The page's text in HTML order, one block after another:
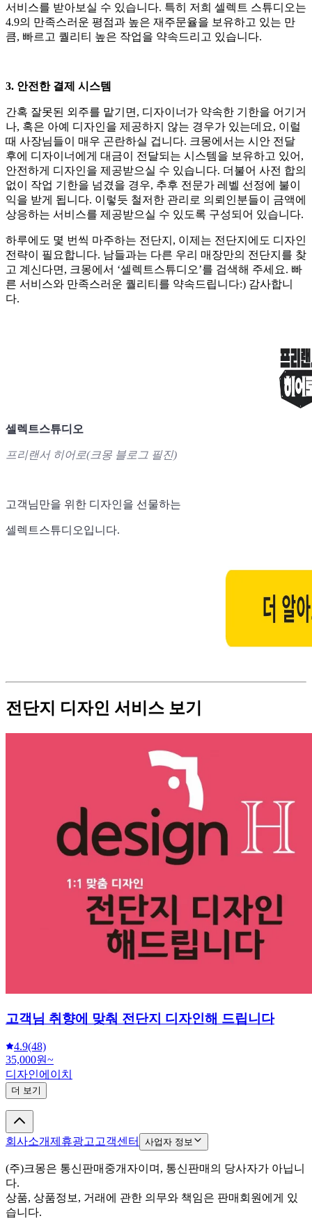
서비스를 받아보실 수 있습니다. 특히 저희 셀렉트 스튜디오는
4.9의 만족스러운 평점과 높은 재주문율을 보유하고 있는 만
큼, 빠르고 퀄리티 높은 작업을 약속드리고 있습니다.
3. 안전한 결제 시스템
간혹 잘못된 외주를 맡기면, 디자이너가 약속한 기한을 어기거
나, 혹은 아예 디자인을 제공하지 않는 경우가 있는데요, 이럴
때 사장님들이 매우 곤란하실 겁니다. 크몽에서는 시안 전달
후에 디자이너에게 대금이 전달되는 시스템을 보유하고 있어,
안전하게 디자인을 제공받으실 수 있습니다. 더불어 사전 합의
없이 작업 기한을 넘겼을 경우, 추후 전문가 레벨 선정에 불이
익을 받게 됩니다. 이렇듯 철저한 관리로 의뢰인분들이 금액에
상응하는 서비스를 제공받으실 수 있도록 구성되어 있습니다.
하루에도 몇 번씩 마주하는 전단지, 이제는 전단지에도 디자인
전략이 필요합니다. 남들과는 다른 우리 매장만의 전단지를 찾
고 계신다면, 크몽에서 ‘셀렉트스튜디오’를 검색해 주세요. 빠
른 서비스와 만족스러운 퀄리티를 약속드립니다:) 감사합니
다.
셀렉트스튜디오
프리랜서 히어로(크몽 블로그 필진)
고객님만을 위한 디자인을 선물하는
셀렉트스튜디오입니다.
전단지 디자인 서비스 보기
고객님 취향에 맞춰 전단지 디자인해 드립니다
4.9(48)
35,000원~
디자인에이치
더 보기
회사소개제휴광고 고객센터 사업자 정보
(주)크몽은 통신판매중개자이며, 통신판매의 당사자가 아닙니
다.
상품, 상품정보, 거래에 관한 의무와 책임은 판매회원에게 있
습니다.